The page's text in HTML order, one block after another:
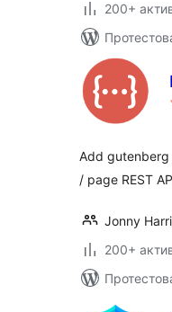
200+
Add
/ page REST
Jonny
200+